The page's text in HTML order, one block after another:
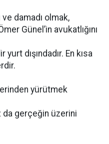
ve damadı olmak,
Günel’in avukatlığını
yurt dışındadır. En kısa
yürütmek
da gerçeğin üzerini